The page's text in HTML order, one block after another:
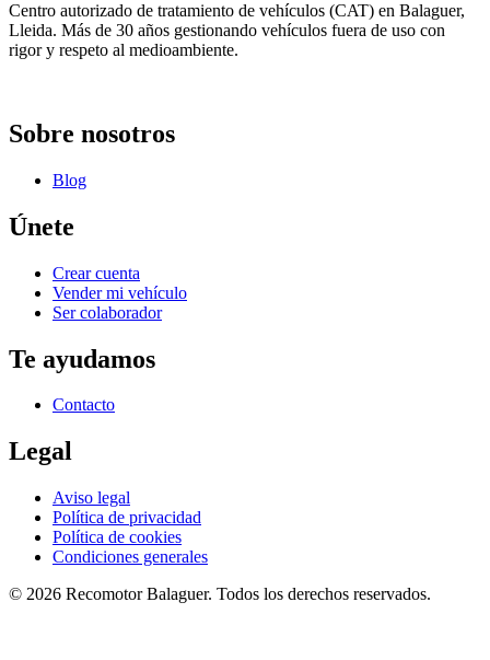
Centro autorizado de tratamiento de vehículos (CAT) en Balaguer,
Lleida. Más de 30 años gestionando vehículos fuera de uso con
rigor y respeto al medioambiente.
Sobre nosotros
Blog
Únete
Crear cuenta
Vender mi vehículo
Ser colaborador
Te ayudamos
Contacto
Legal
Aviso legal
Política de privacidad
Política de cookies
Condiciones generales
© 2026 RecomotorBalaguer. Todos los derechos reservados.